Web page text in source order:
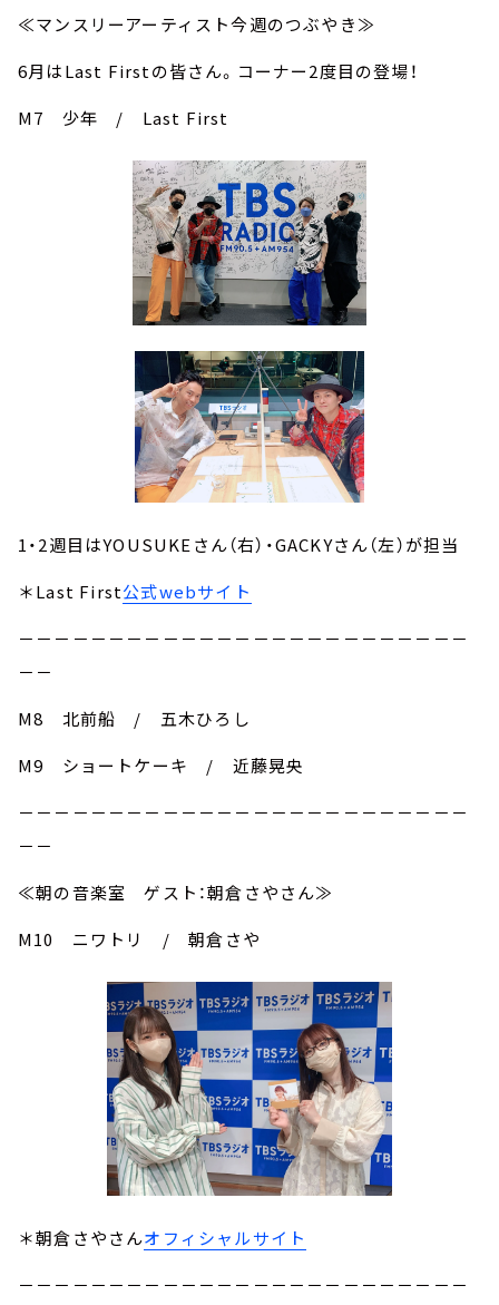
≪マンスリーアーティスト今週のつぶやき≫
6月はLast Firstの皆さん。コーナー2度目の登場！
M7 少年 / Last First
1・2週目はYOUSUKEさん（右）・GACKYさん（左）が担当
＊Last First公式webサイト
－－－－－－－－－－－－－－－－－－－－－－－－－
－－
M8 北前船 / 五木ひろし
M9 ショートケーキ / 近藤晃央
－－－－－－－－－－－－－－－－－－－－－－－－－
－－
≪朝の音楽室 ゲスト：朝倉さやさん≫
M10 ニワトリ / 朝倉さや
＊朝倉さやさんオフィシャルサイト
－－－－－－－－－－－－－－－－－－－－－－－－－